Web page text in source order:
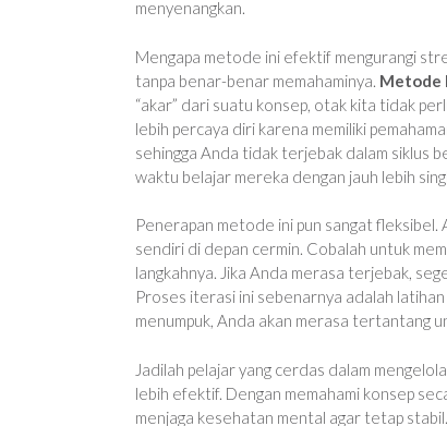
menyenangkan.
Mengapa metode ini efektif mengurangi
tanpa benar-benar memahaminya. Metode
“akar” dari suatu konsep, otak kita tidak
lebih percaya diri karena memiliki
sehingga Anda tidak terjebak dalam siklus
waktu belajar mereka dengan jauh lebih
Penerapan metode ini pun sangat
sendiri di depan cermin. Cobalah untuk
langkahnya. Jika Anda merasa terjebak,
Proses iterasi ini sebenarnya adalah
menumpuk, Anda akan merasa tertantang
Jadilah pelajar yang cerdas dalam
lebih efektif. Dengan memahami konsep
menjaga kesehatan mental agar tetap